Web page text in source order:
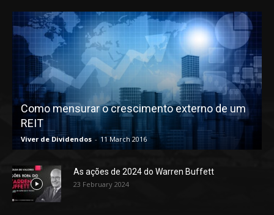
Como mensurar o crescimento externo de um
REIT
Viver de Dividendos - 11 March 2016
As ações de 2024 do Warren Buffett
23 February 2024